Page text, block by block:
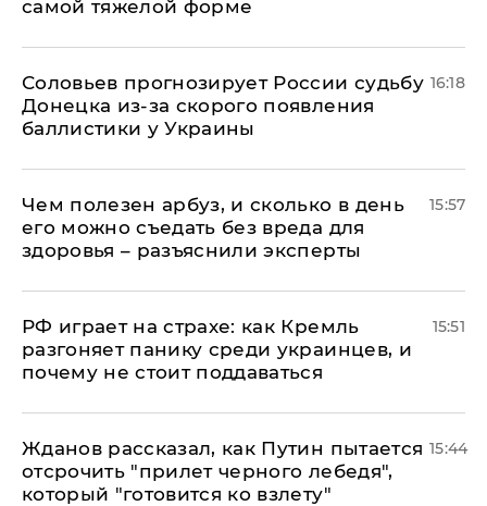
самой тяжелой форме
Соловьев прогнозирует России судьбу
Донецка из-за скорого появления
баллистики у Украины
16:18
Чем полезен арбуз, и сколько в день
его можно съедать без вреда для
здоровья – разъяснили эксперты
15:57
РФ играет на страхе: как Кремль
разгоняет панику среди украинцев, и
почему не стоит поддаваться
15:51
Жданов рассказал, как Путин пытается
отсрочить "прилет черного лебедя",
который "готовится ко взлету"
15:44